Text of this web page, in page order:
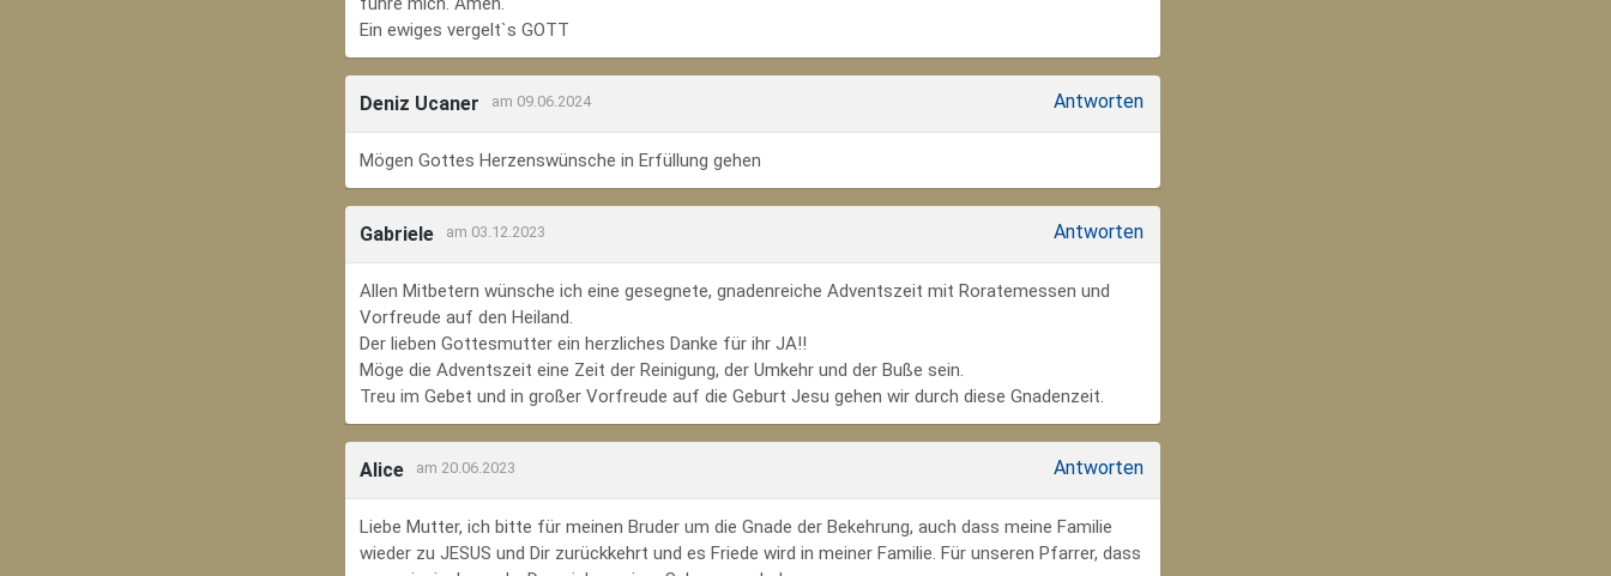
Ein ewiges vergelt`s GOTT
Deniz Ucaner am 09.06.2024 Antworten
Mögen Gottes Herzenswünsche in Erfüllung gehen
Gabriele am 03.12.2023 Antworten
Allen Mitbetern wünsche ich eine gesegnete, gnadenreiche Adventszeit mit Roratemessen und
Vorfreude auf den Heiland.
Der lieben Gottesmutter ein herzliches Danke für ihr JA!!
Möge die Adventszeit eine Zeit der Reinigung, der Umkehr und der Buße sein.
Treu im Gebet und in großer Vorfreude auf die Geburt Jesu gehen wir durch diese Gnadenzeit.
Alice am 20.06.2023 Antworten
Liebe Mutter, ich bitte für meinen Bruder um die Gnade der Bekehrung, auch dass meine Familie
wieder zu JESUS und Dir zurückkehrt und es Friede wird in meiner Familie. Für unseren Pfarrer, dass